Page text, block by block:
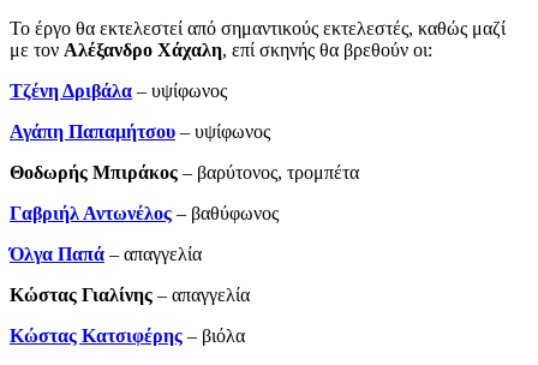
Το έργο θα εκτελεστεί από σημαντικούς εκτελεστές, καθώς μαζί
με τον Αλέξανδρο Χάχαλη, επί σκηνής θα βρεθούν οι:
Τζένη Δριβάλα – υψίφωνος
Αγάπη Παπαμήτσου – υψίφωνος
Θοδωρής Μπιράκος – βαρύτονος, τρομπέτα
Γαβριήλ Αντωνέλος – βαθύφωνος
Όλγα Παπά – απαγγελία
Κώστας Γιαλίνης ­– απαγγελία
Κώστας Κατσιφέρης – βιόλα